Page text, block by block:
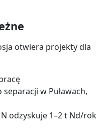
otwiera projekty dla
w Puławach,
odzyskuje 1–2 t Nd/rok